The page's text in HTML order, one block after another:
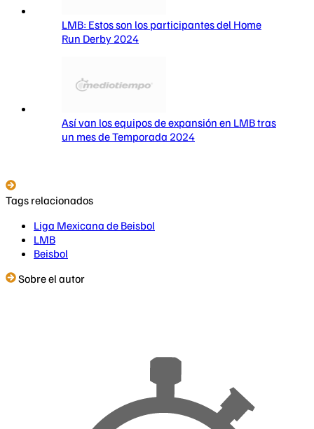
LMB: Estos son los participantes del Home
Run Derby 2024
Así van los equipos de expansión en LMB tras
un mes de Temporada 2024
Tags relacionados
Liga Mexicana de Beisbol
LMB
Beisbol
Sobre el autor